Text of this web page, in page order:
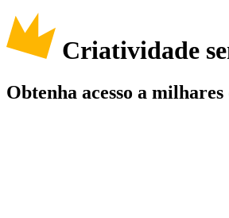
Criatividade
Obtenha acesso a